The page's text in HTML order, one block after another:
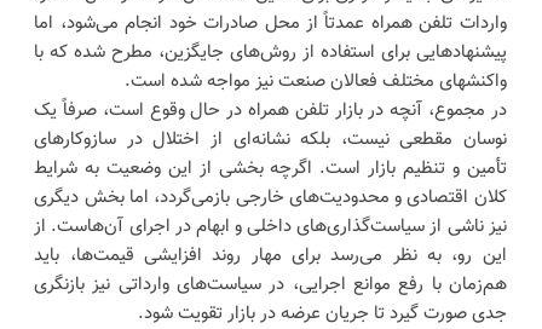
واردات تلفن همراه عمدتاً از محل صادرات خود انجام می‌شود، اما
پیشنهادهایی برای استفاده از روش‌های جایگزین، مطرح شده که با
واکنشهای مختلف فعالان صنعت نیز مواجه شده است.
در مجموع، آنچه در بازار تلفن همراه در حال وقوع است، صرفاً یک
نوسان مقطعی نیست، بلکه نشانه‌ای از اختلال در سازوکارهای
تأمین و تنظیم بازار است. اگرچه بخشی از این وضعیت به شرایط
کلان اقتصادی و محدودیت‌های خارجی بازمی‌گردد، اما بخش دیگری
نیز ناشی از سیاست‌گذاری‌های داخلی و ابهام در اجرای آن‌هاست. از
این رو، به نظر می‌رسد برای مهار روند افزایشی قیمت‌ها، باید
هم‌زمان با رفع موانع اجرایی، در سیاست‌های وارداتی نیز بازنگری
جدی صورت گیرد تا جریان عرضه در بازار تقویت شود.